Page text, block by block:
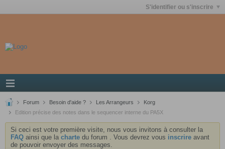
S'identifier ou s'inscrire
Forum Besoin d'aide ? Les Arrangeurs
Korg
Edition précise des notes dans le sequencer interne du PA5X
Si ceci est votre première visite, nous vous invitons à consulter la
FAQ ainsi que la charte du forum . Vous devrez vous inscrire avant
de pouvoir envoyer des messages.